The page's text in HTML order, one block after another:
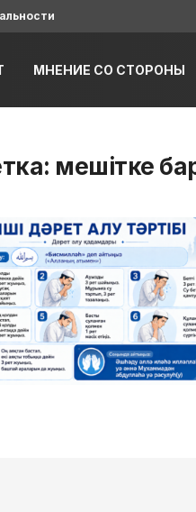
МНЕНИЕ СО СТОРОНЫ
мешітке